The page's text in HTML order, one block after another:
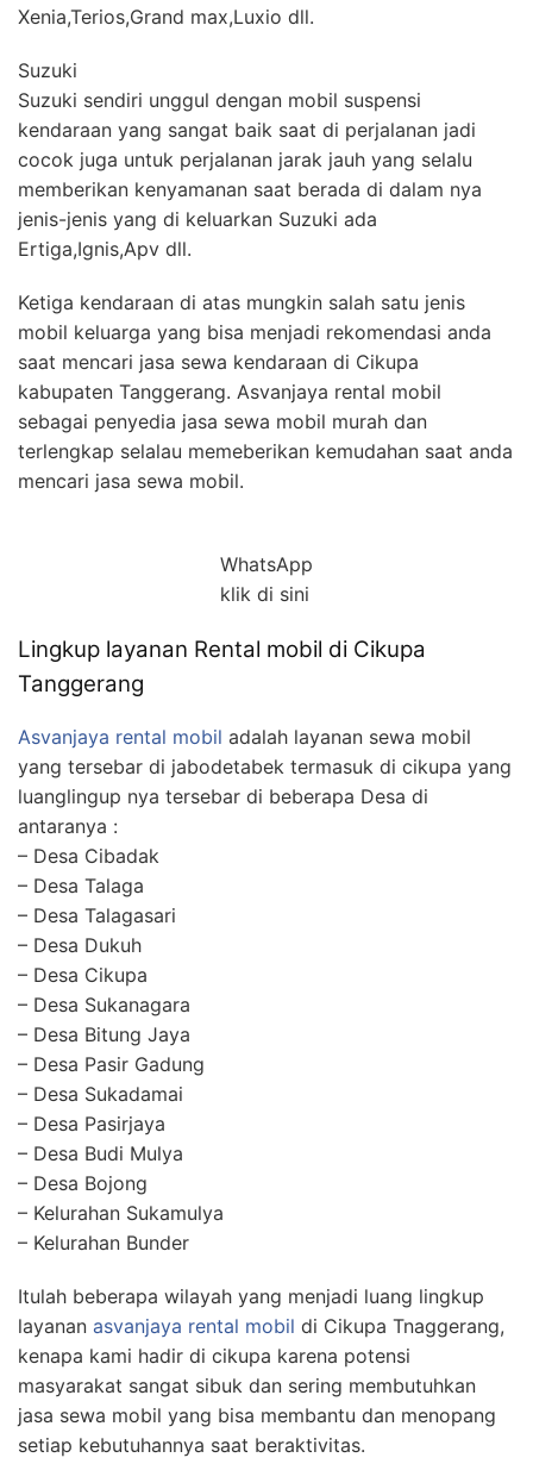
Xenia,Terios,Grand max,Luxio dll.
Suzuki
Suzuki sendiri unggul dengan mobil suspensi
kendaraan yang sangat baik saat di perjalanan jadi
cocok juga untuk perjalanan jarak jauh yang selalu
memberikan kenyamanan saat berada di dalam nya
jenis-jenis yang di keluarkan Suzuki ada
Ertiga,Ignis,Apv dll.
Ketiga kendaraan di atas mungkin salah satu jenis
mobil keluarga yang bisa menjadi rekomendasi anda
saat mencari jasa sewa kendaraan di Cikupa
kabupaten Tanggerang. Asvanjaya rental mobil
sebagai penyedia jasa sewa mobil murah dan
terlengkap selalau memeberikan kemudahan saat anda
mencari jasa sewa mobil.
WhatsApp
klik di sini
Lingkup layanan Rental mobil di Cikupa
Tanggerang
Asvanjaya rental mobil adalah layanan sewa mobil
yang tersebar di jabodetabek termasuk di cikupa yang
luanglingup nya tersebar di beberapa Desa di
antaranya :
– Desa Cibadak
– Desa Talaga
– Desa Talagasari
– Desa Dukuh
– Desa Cikupa
– Desa Sukanagara
– Desa Bitung Jaya
– Desa Pasir Gadung
– Desa Sukadamai
– Desa Pasirjaya
– Desa Budi Mulya
– Desa Bojong
– Kelurahan Sukamulya
– Kelurahan Bunder
Itulah beberapa wilayah yang menjadi luang lingkup
layanan asvanjaya rental mobil di Cikupa Tnaggerang,
kenapa kami hadir di cikupa karena potensi
masyarakat sangat sibuk dan sering membutuhkan
jasa sewa mobil yang bisa membantu dan menopang
setiap kebutuhannya saat beraktivitas.